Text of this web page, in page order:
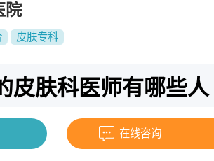
院
皮肤专科
皮肤科医师有哪些人
在线咨询